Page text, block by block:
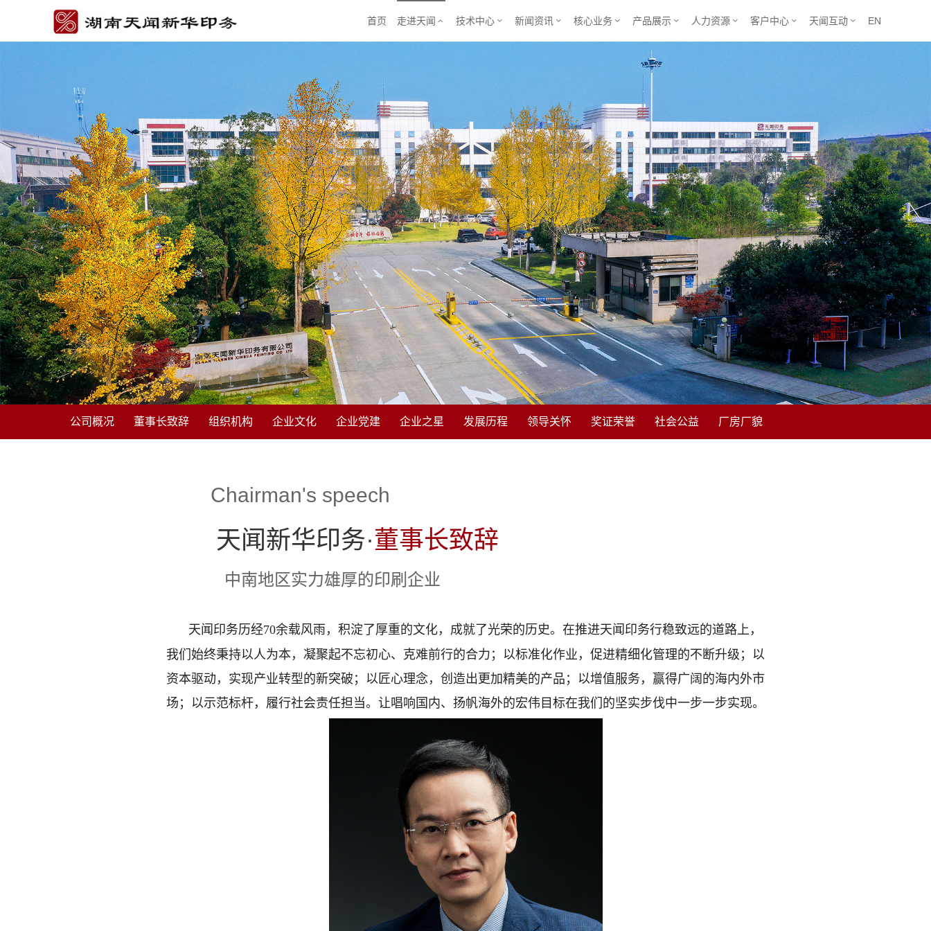
首页 走进天闻  技术中心  新闻资讯  核心业务  产品展示  人力资源  客户中心  天闻互动  EN
公司概况 董事长致辞 组织机构 企业文化 企业党建 企业之星 发展历程 领导关怀 奖证荣誉 社会公益 厂房厂貌
Chairman's speech
天闻新华印务·董事长致辞
中南地区实力雄厚的印刷企业
天闻印务历经70余载风雨，积淀了厚重的文化，成就了光荣的历史。 在推进天闻印务行稳致远的道路上，
我们始终秉持以人为本，凝聚起不忘初心、克难前行的合力；以标准化作业，促进精细化管理的不断升级；以
资本驱动，实现产业转型的新突破；以匠心理念，创造出更加精美的产品；以增值服务，赢得广阔的海内外市
场；以示范标杆，履行社会责任担当。让唱响国内、扬帆海外的宏伟目标在我们的坚实步伐中一步一步实现。